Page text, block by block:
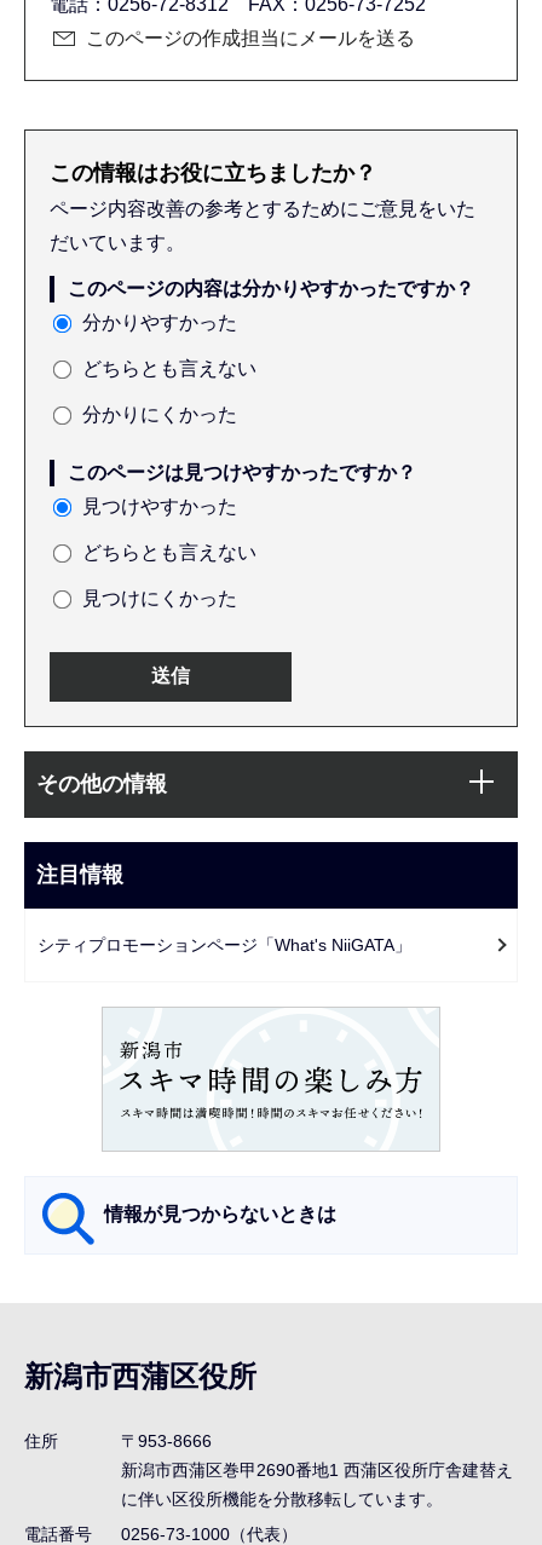
このページの作成担当にメールを送る
この情報はお役に立ちましたか？
ページ内容改善の参考とするためにご意見をいた
だいています。
このページの内容は分かりやすかったですか？
分かりやすかった
どちらとも言えない
分かりにくかった
このページは見つけやすかったですか？
見つけやすかった
どちらとも言えない
見つけにくかった
文
こ
ま
で
ビ
ー
その他の情報
注目情報
シティプロモーションページ「What's NiiGATA」
情報が見つからないときは
ナ
ビ
ゲ
ョ
新潟市西蒲区役所
住所
〒953-8666
新潟市西蒲区巻甲2690番地1 西蒲区役所庁舎建替え
に伴い区役所機能を分散移転しています。
電話番号
0256-73-1000（代表）